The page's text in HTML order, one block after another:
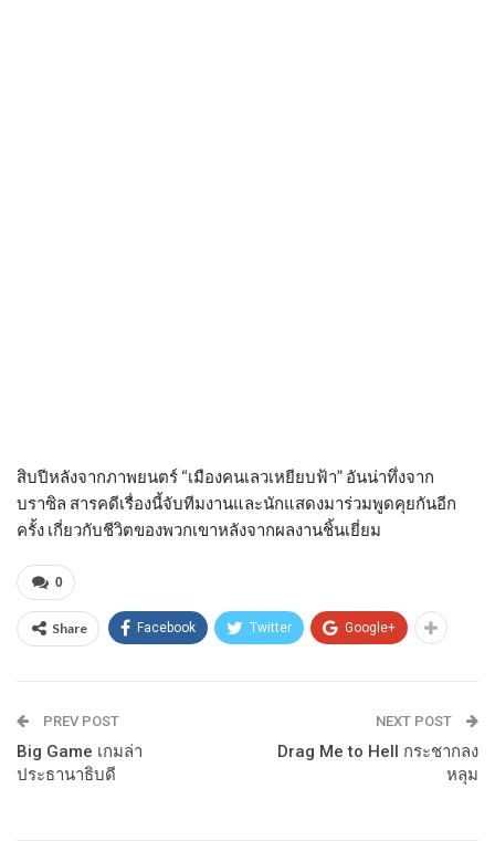
สิบปีหลังจากภาพยนตร์ “เมืองคนเลวเหยียบฟ้า” อันน่าทึ่งจาก
บราซิล สารคดีเรื่องนี้จับทีมงานและนักแสดงมาร่วมพูดคุยกันอีก
ครั้ง เกี่ยวกับชีวิตของพวกเขาหลังจากผลงานชิ้นเยี่ยม
0
Share Facebook Twitter Google+
PREV POST
Big Game เกมล่า
ประธานาธิบดี
NEXT POST
Drag Me to Hell กระชากลง
หลุม